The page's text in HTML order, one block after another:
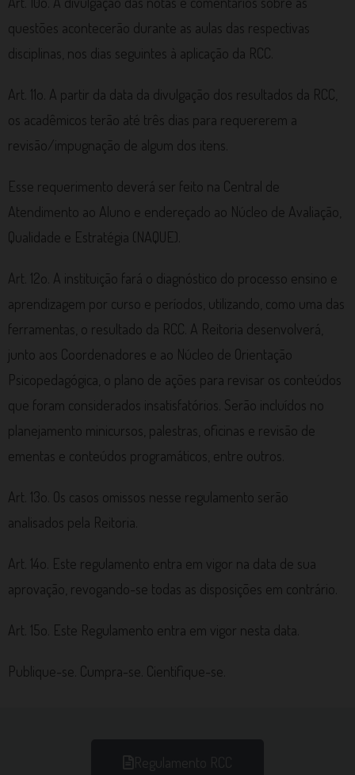
questões acontecerão durante as aulas das respectivas
disciplinas, nos dias seguintes à aplicação da RCC.
Art. 11o. A partir da data da divulgação dos resultados da RCC,
os acadêmicos terão até três dias para requererem a
revisão/impugnação de algum dos itens.
Esse requerimento deverá ser feito na Central de
Atendimento ao Aluno e endereçado ao Núcleo de Avaliação,
Qualidade e Estratégia (NAQUE).
Art. 12o. A instituição fará o diagnóstico do processo ensino e
aprendizagem por curso e períodos, utilizando, como uma das
ferramentas, o resultado da RCC. A Reitoria desenvolverá,
junto aos Coordenadores e ao Núcleo de Orientação
Psicopedagógica, o plano de ações para revisar os conteúdos
que foram considerados insatisfatórios. Serão incluídos no
planejamento minicursos, palestras, oficinas e revisão de
ementas e conteúdos programáticos, entre outros.
Art. 13o. Os casos omissos nesse regulamento serão
analisados pela Reitoria.
Art. 14o. Este regulamento entra em vigor na data de sua
aprovação, revogando-se todas as disposições em contrário.
Art. 15o. Este Regulamento entra em vigor nesta data.
Publique-se. Cumpra-se. Cientifique-se.